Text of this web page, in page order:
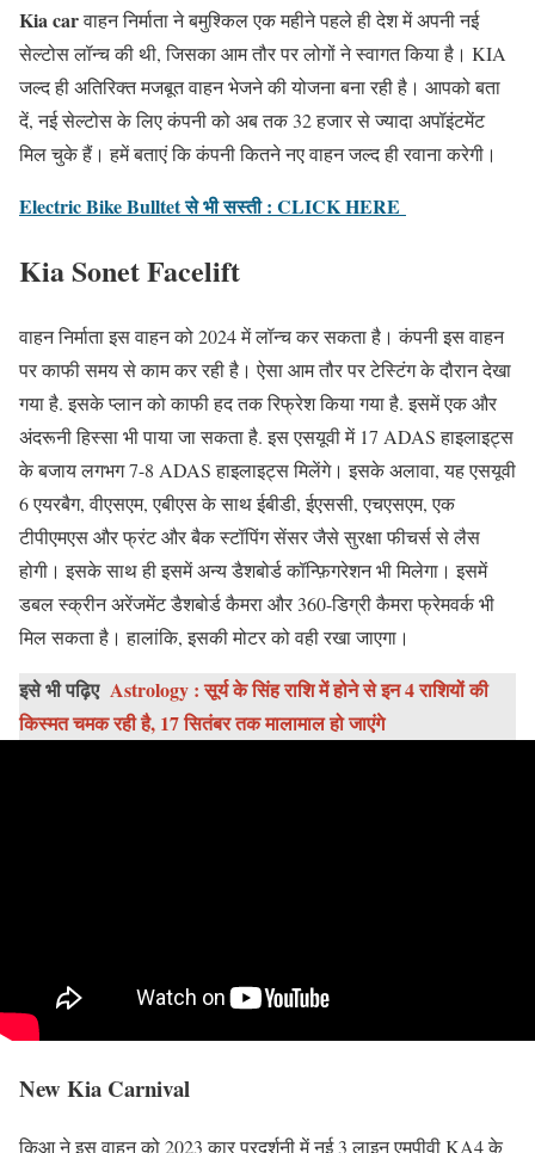
Kia carवाहन निर्माता ने बमुश्किल एक महीने पहले ही देश में अपनी नई
सेल्टोस लॉन्च की थी, जिसका आम तौर पर लोगों ने स्वागत किया है। KIA
जल्द ही अतिरिक्त मजबूत वाहन भेजने की योजना बना रही है। आपको बता
दें, नई सेल्टोस के लिए कंपनी को अब तक 32 हजार से ज्यादा अपॉइंटमेंट
मिल चुके हैं। हमें बताएं कि कंपनी कितने नए वाहन जल्द ही रवाना करेगी।
Electric Bike Bulltet से भी सस्ती : CLICK HERE
Kia Sonet Facelift
वाहन निर्माता इस वाहन को 2024 में लॉन्च कर सकता है। कंपनी इस वाहन
पर काफी समय से काम कर रही है। ऐसा आम तौर पर टेस्टिंग के दौरान देखा
गया है. इसके प्लान को काफी हद तक रिफ्रेश किया गया है. इसमें एक और
अंदरूनी हिस्सा भी पाया जा सकता है. इस एसयूवी में 17 ADAS हाइलाइट्स
के बजाय लगभग 7-8 ADAS हाइलाइट्स मिलेंगे। इसके अलावा, यह एसयूवी
6 एयरबैग, वीएसएम, एबीएस के साथ ईबीडी, ईएससी, एचएसएम, एक
टीपीएमएस और फ्रंट और बैक स्टॉपिंग सेंसर जैसे सुरक्षा फीचर्स से लैस
होगी। इसके साथ ही इसमें अन्य डैशबोर्ड कॉन्फ़िगरेशन भी मिलेगा। इसमें
डबल स्क्रीन अरेंजमेंट डैशबोर्ड कैमरा और 360-डिग्री कैमरा फ्रेमवर्क भी
मिल सकता है। हालांकि, इसकी मोटर को वही रखा जाएगा।
इसे भी पढ़िए Astrology : सूर्य के सिंह राशि में होने से इन 4 राशियों की
किस्मत चमक रही है, 17 सितंबर तक मालामाल हो जाएंगे
New Kia Carnival
किआ ने इस वाहन को 2023 कार प्रदर्शनी में नई 3 लाइन एमपीवी KA4 के